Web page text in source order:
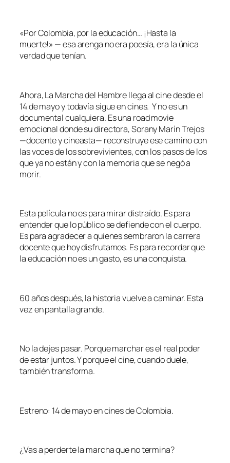
«Por Colombia, por la educación… ¡Hasta la
muerte!» — esa arenga no era poesía, era la única
verdad que tenían.
Ahora, La Marcha del Hambre llega al cine desde el
14 de mayo y todavía sigue en cines. Y no es un
documental cualquiera. Es una road movie
emocional donde su directora, Sorany Marín Trejos
—docente y cineasta— reconstruye ese camino con
las voces de los sobrevivientes, con los pasos de los
que ya no están y con la memoria que se negó a
morir.
Esta película no es para mirar distraído. Es para
entender que lo público se defiende con el cuerpo.
Es para agradecer a quienes sembraron la carrera
docente que hoy disfrutamos. Es para recordar que
la educación no es un gasto, es una conquista.
60 años después, la historia vuelve a caminar. Esta
vez en pantalla grande.
No la dejes pasar. Porque marchar es el real poder
de estar juntos. Y porque el cine, cuando duele,
también transforma.
Estreno: 14 de mayo en cines de Colombia.
¿Vas a perderte la marcha que no termina?